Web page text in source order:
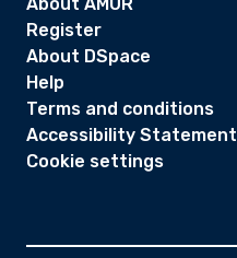
Register
About DSpace
Help
Terms and conditions
Accessibility Statement
Cookie settings